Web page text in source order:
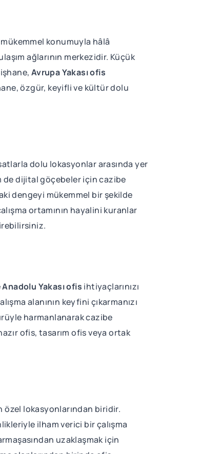
konumuyla hâlâ
ağlarının merkezidir. Küçük
Avrupa Yakası ofis
özgür, keyifli ve kültür dolu
dolu lokasyonlar arasında yer
de dijital göçebeler için cazibe
dengeyi mükemmel bir şekilde
ortamının hayalini kuranlar
Anadolu Yakası ofis ihtiyaçlarınızı
alanının keyfini çıkarmanızı
harmanlanarak cazibe
ofis, tasarım ofis veya ortak
özel lokasyonlarından biridir.
ilham verici bir çalışma
uzaklaşmak için